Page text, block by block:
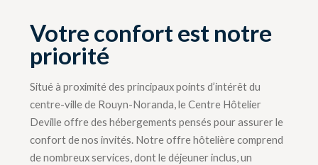
Votre confort est notre
priorité
Situé à proximité des principaux points d’intérêt du
centre-ville de Rouyn-Noranda, le Centre Hôtelier
Deville offre des hébergements pensés pour assurer le
confort de nos invités. Notre offre hôtelière comprend
de nombreux services, dont le déjeuner inclus, un